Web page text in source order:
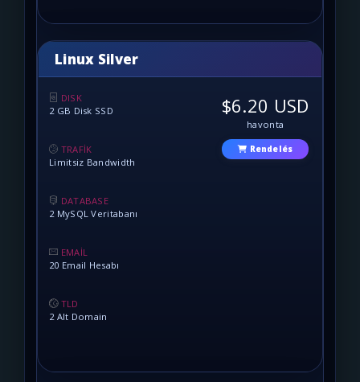
Linux Silver
DISK
2 GB Disk SSD
TRAFİK
Limitsiz Bandwidth
DATABASE
2 MySQL Veritabanı
EMAİL
20 Email Hesabı
TLD
2 Alt Domain
$6.20 USD
havonta
Rendelés